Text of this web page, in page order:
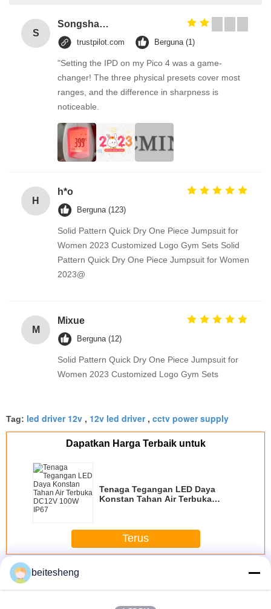
S
Songshang
trustpilot.com Berguna (1)
"Setting the IPD on my Pico 4 was a game-
changer! The three physical presets cover most
ranges, and the difference in sharpness is
noticeable.
H
h*o
Berguna (123)
Solid Pattern Quick Dry One Piece Jumpsuit for
Women 2023 Customized Logo Gym Sets Solid
Pattern Quick Dry One Piece Jumpsuit for Women
2023@
M
Mixue
Berguna (12)
Solid Pattern Quick Dry One Piece Jumpsuit for
Women 2023 Customized Logo Gym Sets
Tag: led driver 12v , 12v led driver, cctv power supply
Dapatkan Harga Terbaik untuk
Tenaga Tegangan LED Daya
Konstan Tahan Air Terbuka
Terus
LebihTegangan konstan yang dipimpin sopir
beitesheng